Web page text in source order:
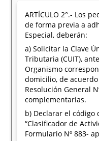
ARTÍCULO 2°.- Los
de forma previa a
Especial, deberán:
a) Solicitar la Clave
Tributaria (CUIT),
Organismo
domicilio, de
Resolución General
complementarias.
b) Declarar el código
“Clasificador de
Formulario Nº 883-